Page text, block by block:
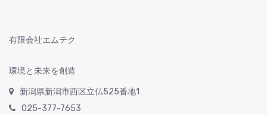
有限会社エムテク
環境と未来を創造
新潟県新潟市西区立仏525番地1
025-377-7653